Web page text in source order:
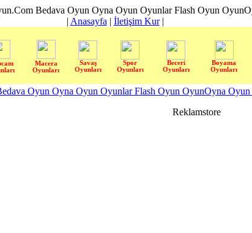
Bedava Oyun Oyna Oyun Oyunlar Flash Oyun
| Anasayfa | İletişim Kur|
Macera
Oyunları
Savaş
Oyunları
Spor
Oyunları
Beceri
Oyunları
Boyama
Oyunları
Oyun Oyna Oyun Oyunlar Flash Oyun OyunOyna Oyun
Reklamstore